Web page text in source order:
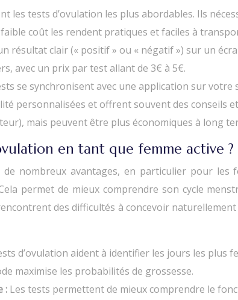
les tests d’ovulation les plus abordables. Ils
coût les rendent pratiques et faciles à
résultat clair (« positif » ou « négatif ») sur un
avec un prix par test allant de 3€ à 5€.
se synchronisent avec une application sur
personnalisées et offrent souvent des conseils
mais peuvent être plus économiques à long
en tant que femme active ?
de nombreux avantages, en particulier pour
permet de mieux comprendre son cycle
des difficultés à concevoir
d’ovulation aident à identifier les jours les plus
maximise les probabilités de grossesse.
: Les tests permettent de mieux comprendre le